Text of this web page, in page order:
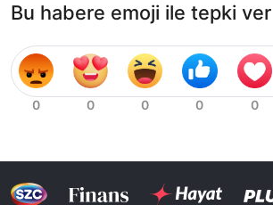
Bu habere emoji ile tepki ver